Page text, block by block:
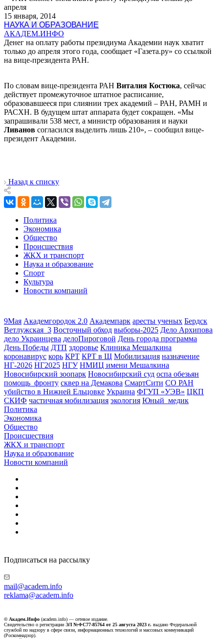
апреля
15 января, 2014
НАУКА И ОБРАЗОВАНИЕ
АКАДЕМ.ИНФО
Денег на оплату работы президиума Академии наук хватит
только до апреля этого года, сообщает «Газета.ру» со ссылкой
на вице-президента РАН.
По словам вице-президента РАН Виталия Костюка, сейчас
действует промежуточное штатное расписание,
образовавшееся при слиянии трех академий – РАН, РАМН и
РАСХН. В будущем штат аппарата будет сокращен. «Мы
запрашивали 538 мест, а министр образования и науки
Ливанов согласился выделить лишь 210», – сообщил вице-
президент Академии.
Назад к списку
Политика
Экономика
Общество
Происшествия
ЖКХ и транспорт
Наука и образование
Спорт
Культура
Новости компаний
9Мая Академгородок 2.0 Академпарк аресты ученых Бердск
Ветлужская_3 Восточный обход выборы-2025 Дело Архипова
дело Украинцева делоПироговой День города программа
День Победы ДТП здоровье Клиника Мешалкина
коронавирус корь КРТ КРТ в Щ Мобилизация назначение
НГ-2026 НГ2025 НГУ НМИЦ имени Мешалкина
Новосибирский зоопарк Новосибирский суд оспа обезьян
помощь_фронту сквер на Демакова СмартСити СО РАН
убийство в Нижней Ельцовке Украина ФГУП «УЭВ» ЦКП
СКИФ частичная мобилизация экология Юный_медик
Политика
Экономика
Общество
Происшествия
ЖКХ и транспорт
Наука и образование
Новости компаний
Подписаться на рассылку
mail@academ.info
reklama@academ.info
© Академ.Инфо (academ.info) — сетевое издание.
Свидетельство о регистрации ЭЛ №ФС77-85764 от 25 августа 2023 г. выдано Федеральной
службой по надзору в сфере связи, информационных технологий и массовых коммуникаций
(Роскомнадзор).